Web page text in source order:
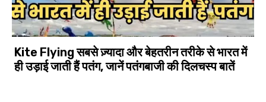
Kite Flying सबसे ज़्यादा और बेहतरीन तरीके से भारत में
ही उड़ाई जाती हैं पतंग, जानें पतंगबाजी की दिलचस्प बातें